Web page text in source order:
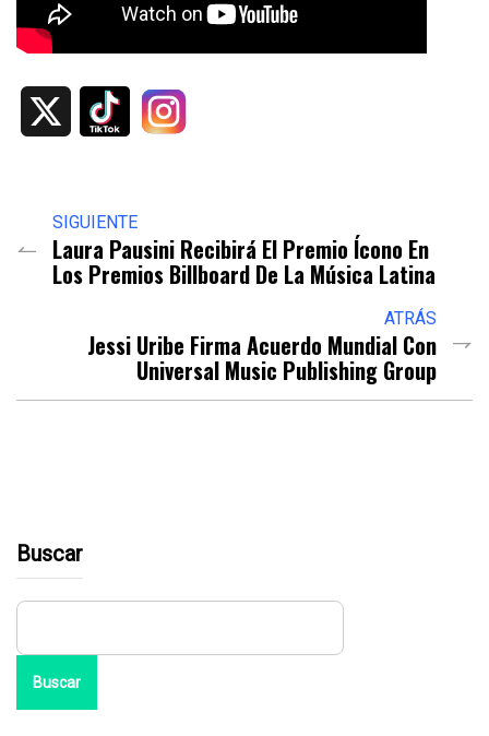
SIGUIENTE
Laura Pausini Recibirá El Premio Ícono En
Los Premios Billboard De La Música Latina
ATRÁS
Jessi Uribe Firma Acuerdo Mundial Con
Universal Music Publishing Group
Buscar
Buscar